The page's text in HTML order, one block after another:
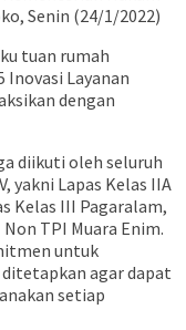
Senin (24/1/2022)
tuan rumah
Inovasi Layanan
dengan
diikuti oleh seluruh
yakni Lapas Kelas IIA
Kelas III Pagaralam,
TPI Muara Enim.
untuk
agar dapat
setiap